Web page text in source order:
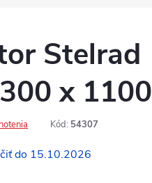
Stelrad
x 1100
Kód: 54307
15.10.2026